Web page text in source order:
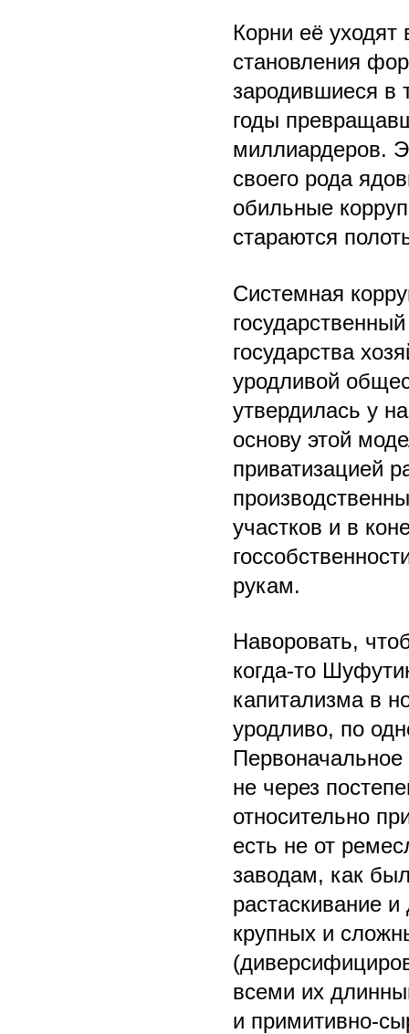
Корни её уходят
становления
зародившиеся в
годы
миллиардеров.
своего рода
обильные
стараются
Системная
государства
уродливой
утвердилась у
основу этой
приватизацией
участков и в
рукам.
Наворовать,
когда-то
капитализма в
уродливо, по
не через
относительно
есть не от
заводам, как
растаскивание
крупных и
всеми их
и примитивно-